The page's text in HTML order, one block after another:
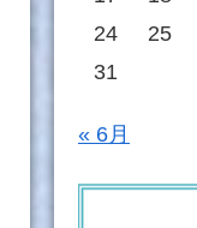
24
25
31
« 6月